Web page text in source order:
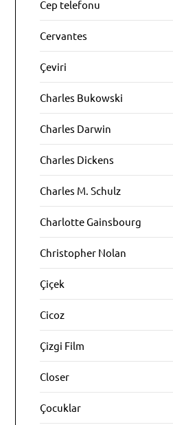
Cep telefonu
Cervantes
Çeviri
Charles Bukowski
Charles Darwin
Charles Dickens
Charles M. Schulz
Charlotte Gainsbourg
Christopher Nolan
Çiçek
Cicoz
Çizgi Film
Closer
Çocuklar